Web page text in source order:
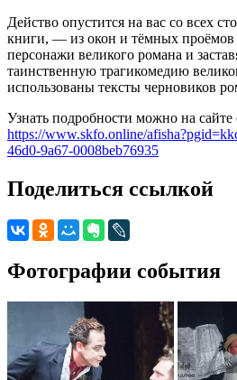
Действо опустится на вас со всех
книги, — из окон и тёмных проёмов
персонажи великого романа и
таинственную трагикомедию
использованы тексты черновиков
Узнать подробности можно на сайте
https://www.skfo.online/
46d0-9a67-0008beb76935
Поделиться ссылкой
Фотографии события